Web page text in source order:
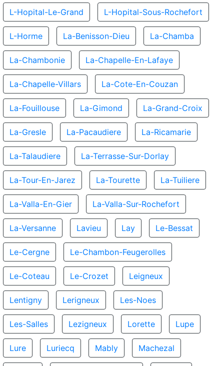
L-Hopital-Le-Grand L-Hopital-Sous-Rochefort
L-Horme La-Benisson-Dieu La-Chamba
La-Chambonie La-Chapelle-En-Lafaye
La-Chapelle-Villars La-Cote-En-Couzan
La-Fouillouse La-Gimond La-Grand-Croix
La-Gresle La-Pacaudiere La-Ricamarie
La-Talaudiere La-Terrasse-Sur-Dorlay
La-Tour-En-Jarez La-Tourette La-Tuiliere
La-Valla-En-Gier La-Valla-Sur-Rochefort
La-Versanne Lavieu Lay Le-Bessat
Le-Cergne Le-Chambon-Feugerolles
Le-Coteau Le-Crozet Leigneux
Lentigny Lerigneux Les-Noes
Les-Salles Lezigneux Lorette Lupe
Lure Luriecq Mably Machezal